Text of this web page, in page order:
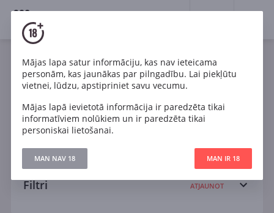
18+
Francija Cabernet Sauvignon Chardonnay
Malbec Pinot Noir Riesling Sauss
Pussauss Pussalds
Filtri ATJAUNOT
Mājas lapa satur informāciju, kas nav ieteicama
personām, kas jaunākas par pilngadību. Lai piekļūtu
vietnei, lūdzu, apstipriniet savu vecumu.
Mājas lapā ievietotā informācija ir paredzēta tikai
informatīviem nolūkiem un ir paredzēta tikai
personiskai lietošanai.
MAN NAV 18 MAN IR 18